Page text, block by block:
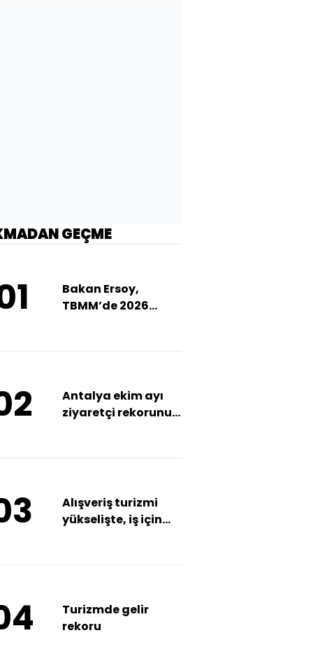
GEÇME
Bakan Ersoy,
TBMM’de 2026
Antalya ekim ayı
ziyaretçi rekorunu
Alışveriş turizmi
yükselişte, iş için
Turizmde gelir
rekoru